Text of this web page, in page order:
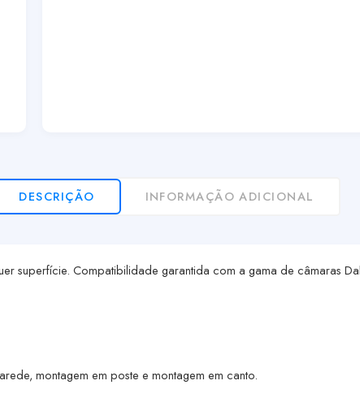
DESCRIÇÃO INFORMAÇÃO ADICIONAL
superfície. Compatibilidade garantida com a gama de câmaras
montagem em poste e montagem em canto.